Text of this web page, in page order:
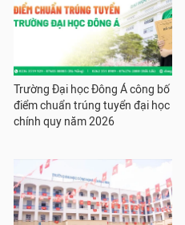
Trường Đại học Đông Á công bố
điểm chuẩn trúng tuyển đại học
chính quy năm 2026